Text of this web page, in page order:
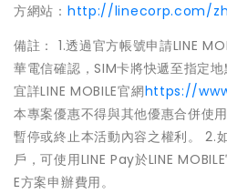
方網站： http://linecorp.com/
備註： 1.透過官方帳號申請LINE
華電信確認，SIM卡將快遞至指定
宜詳LINE MOBILE官網https://
本專案優惠不得與其他優惠合併使
暫停或終止本活動內容之權利。 2.
戶，可使用LINE Pay於LINE
E方案申辦費用。